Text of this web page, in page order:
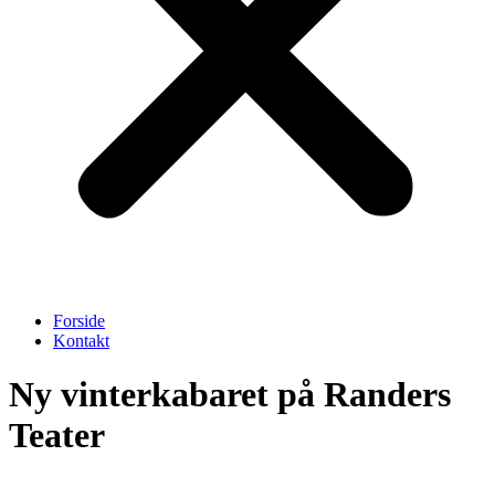
Forside
Kontakt
Ny vinterkabaret på Randers
Teater